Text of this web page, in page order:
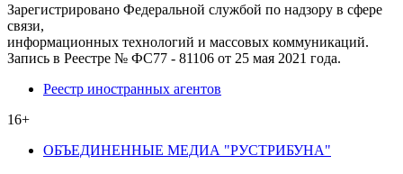
Зарегистрировано Федеральной службой по надзору в сфере
связи,
информационных технологий и массовых коммуникаций.
Запись в Реестре № ФС77 - 81106 от 25 мая 2021 года.
Реестр иностранных агентов
16+
ОБЪЕДИНЕННЫЕ МЕДИА "РУСТРИБУНА"